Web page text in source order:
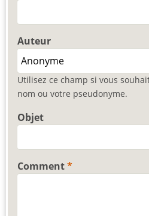
Auteur
Utilisez ce champ si vous
nom ou votre pseudonyme.
Objet
Comment